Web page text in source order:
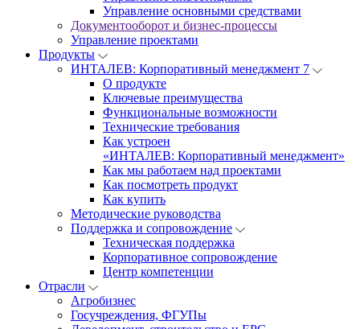
Управление основными средствами
Документооборот и бизнес-процессы
Управление проектами
Продукты
ИНТАЛЕВ: Корпоративный менеджмент 7
О продукте
Ключевые преимущества
Функциональные возможности
Технические требования
Как устроен
«ИНТАЛЕВ: Корпоративный менеджмент»
Как мы работаем над проектами
Как посмотреть продукт
Как купить
Методические руководства
Поддержка и сопровождение
Техническая поддержка
Корпоративное сопровождение
Центр компетенции
Отрасли
Агробизнес
Госучреждения, ФГУПы